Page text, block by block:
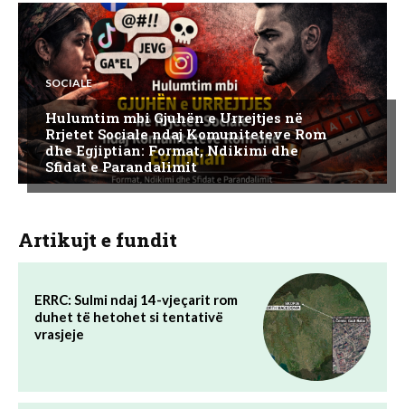
SOCIALE
Hulumtim mbi Gjuhën e Urrejtjes në
Rrjetet Sociale ndaj Komuniteteve Rom
dhe Egjiptian: Format, Ndikimi dhe
Sfidat e Parandalimit
Artikujt e fundit
ERRC: Sulmi ndaj 14-vjeçarit rom
duhet të hetohet si tentativë
vrasjeje